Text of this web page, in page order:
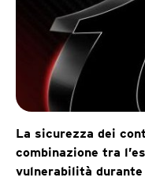
La sicurezza dei
combinazione tra
vulnerabilità